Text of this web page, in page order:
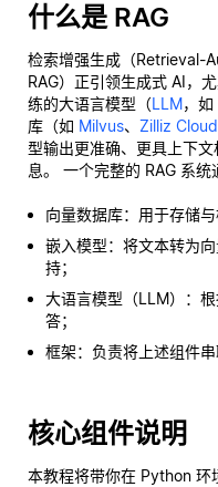
什么是 RAG
检索增强生成（Retrieval-
RAG）正引领生成式 AI，
练的大语言模型（LLM，
库（如 Milvus、 Zilliz Cloud
型输出更准确、更具上下
息。 一个完整的 RAG 系统
向量数据库：用于存储与
嵌入模型：将文本转为
持；
大语言模型（LLM）：
答；
框架：负责将上述组件串
核心组件说明
本教程将带你在 Python 环